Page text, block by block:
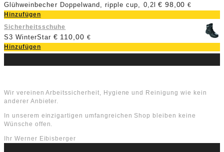
Glühweinbecher Doppelwand, ripple cup, 0,2l € 98,00 €
Hinzufügen
Sicherheitsschuhe
S3 WinterStar € 110,00 €
Hinzufügen
Wir vereinen Arbeitssicherheit, Hygiene und Reinigung wie kein
anderer Anbieter.
In unserem einzigartigen umfangreichen Shop bleiben keine
Wünsche offen.
Ihr Werner Eibisberger